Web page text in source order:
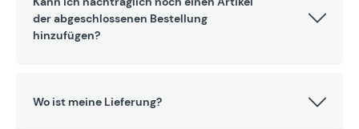
der abgeschlossenen Bestellung
hinzufügen?
Wo ist meine Lieferung?